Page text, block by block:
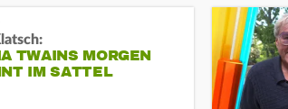
TWAINS MORGEN
IM SATTEL